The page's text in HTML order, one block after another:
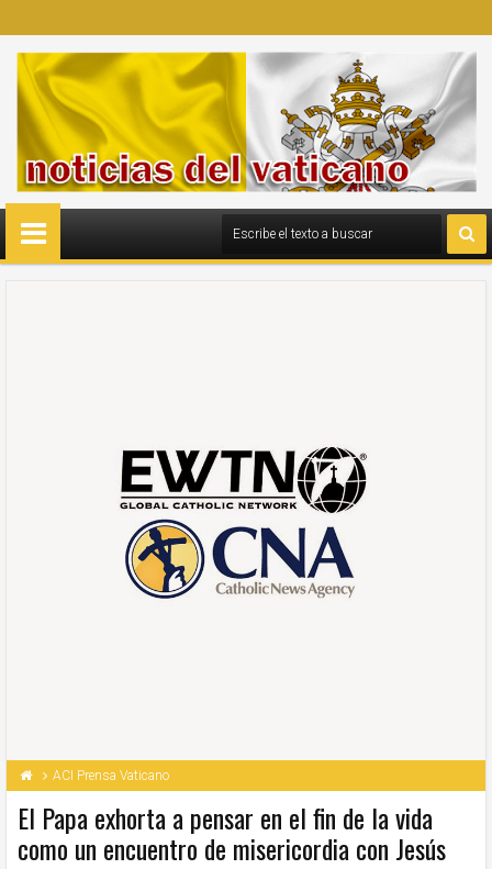
ACI Prensa Vaticano
El Papa exhorta a pensar en el fin de la vida
como un encuentro de misericordia con Jesús